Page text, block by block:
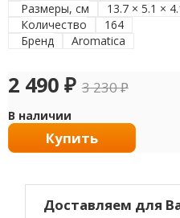
Размеры, см
13.7 × 5.1 ×
Количество
164
Бренд
Aromatica
2 490 ₽ 3 230₽
В наличии
Купить
Доставляем для